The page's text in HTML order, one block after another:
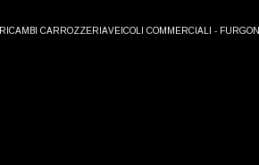
RICAMBI CARROZZERIAVEICOLI COMMERCIALI - FURGONI